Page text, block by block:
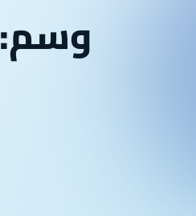
وسم: